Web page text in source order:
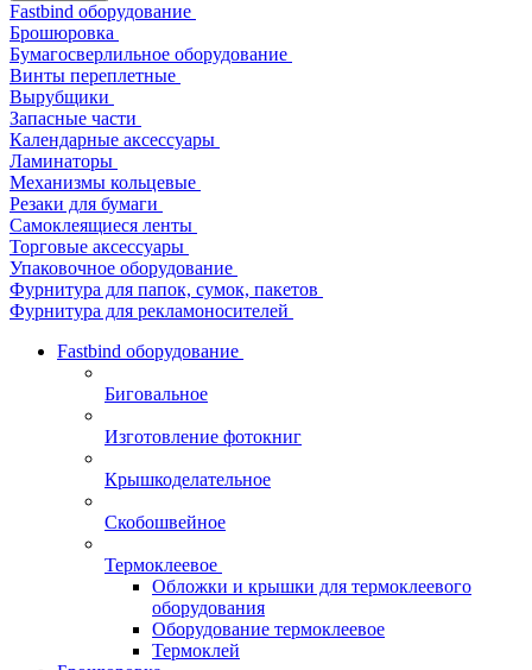
Fastbind оборудование
Брошюровка
Бумагосверлильное оборудование
Винты переплетные
Вырубщики
Запасные части
Календарные аксессуары
Ламинаторы
Механизмы кольцевые
Резаки для бумаги
Самоклеящиеся ленты
Торговые аксессуары
Упаковочное оборудование
Фурнитура для папок, сумок, пакетов
Фурнитура для рекламоносителей
Fastbind оборудование
Биговальное
Изготовление фотокниг
Крышкоделательное
Скобошвейное
Термоклеевое
Обложки и крышки для термоклеевого
оборудования
Оборудование термоклеевое
Термоклей